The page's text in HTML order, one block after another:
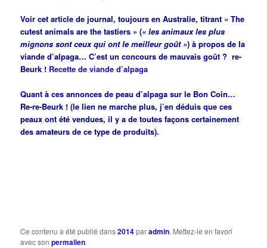
Voir cet article de journal, toujours en Australie, titrant « The
cutest animals are the tastiers » (« les animaux les plus
mignons sont ceux qui ont le meilleur goût ») à propos de la
viande d’alpaga… C’est un concours de mauvais goût ? re-
Beurk ! Recette de viande d’alpaga
Quant à ces annonces de peau d’alpaga sur le Bon Coin…
Re-re-Beurk ! (le lien ne marche plus, j’en déduis que ces
peaux ont été vendues, il y a de toutes façons certainement
des amateurs de ce type de produits).
Ce contenu a été publié dans2014paradmin. Mettez-le en favori
avec sonpermalien.